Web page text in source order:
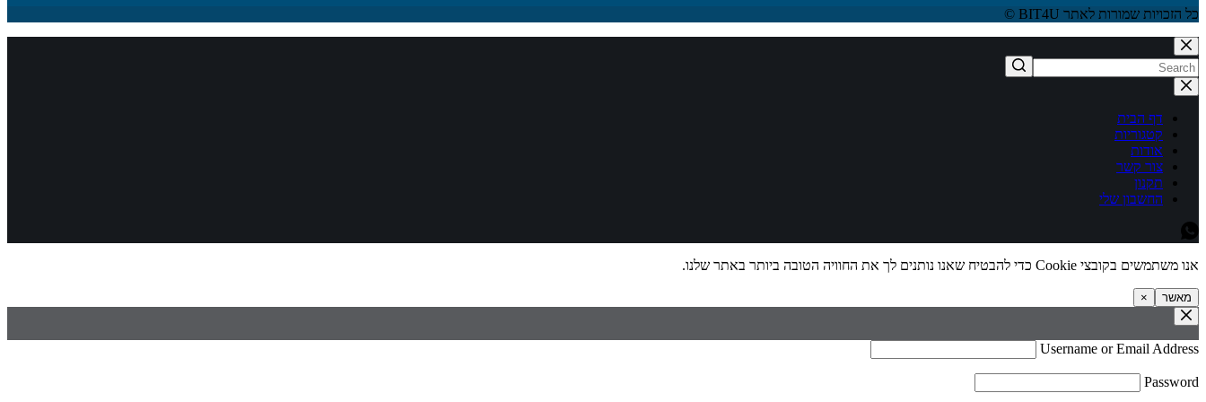
כל הזכויות שמורות לאתר BIT4U ©
דף הבית
קטגוריות
אודות
צור קשר
תקנון
החשבון שלי
אנו משתמשים בקובצי Cookie כדי להבטיח שאנו נותנים לך את החוויה הטובה ביותר באתר שלנו.
מאשר ×
Username or Email Address
Password